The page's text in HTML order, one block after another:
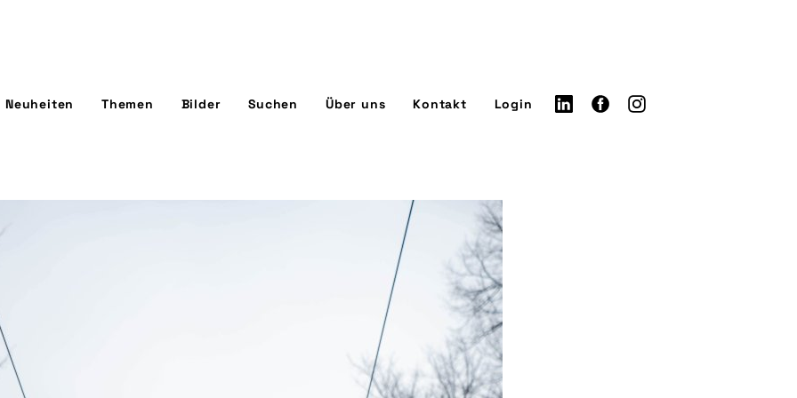
Neuheiten Themen Bilder Suchen Über uns Kontakt Login